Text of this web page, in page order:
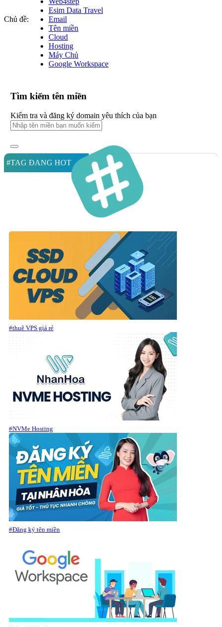
Chủ đề:
Esim Data Travel
Email
Tên miền
Cloud
Hosting
Máy Chủ
Google Workspace
Tìm kiếm tên miền
Kiểm tra và đăng ký domain yêu thích của bạn
#TAG ĐANG HOT
#thuê VPS giá rẻ
#NVMe Hosting
#Đăng ký tên miền